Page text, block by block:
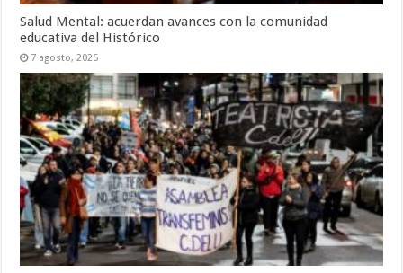
Salud Mental: acuerdan avances con la comunidad
educativa del Histórico
7 agosto, 2026